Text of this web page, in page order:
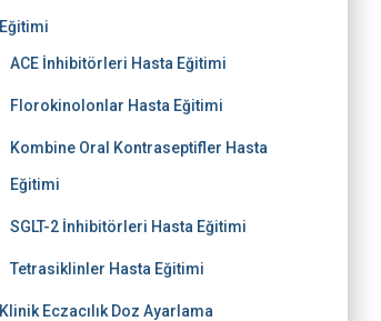
Eğitimi
ACE İnhibitörleri Hasta Eğitimi
Florokinolonlar Hasta Eğitimi
Kombine Oral Kontraseptifler Hasta
Eğitimi
SGLT-2 İnhibitörleri Hasta Eğitimi
Tetrasiklinler Hasta Eğitimi
Klinik Eczacılık Doz Ayarlama